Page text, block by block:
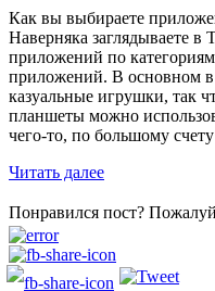
Как вы выбираете
Наверняка заглядываете
приложений по
приложений. В основном в
казуальные игрушки, так
планшеты можно
чего-то, по большому
Читать далее
Понравился пост?